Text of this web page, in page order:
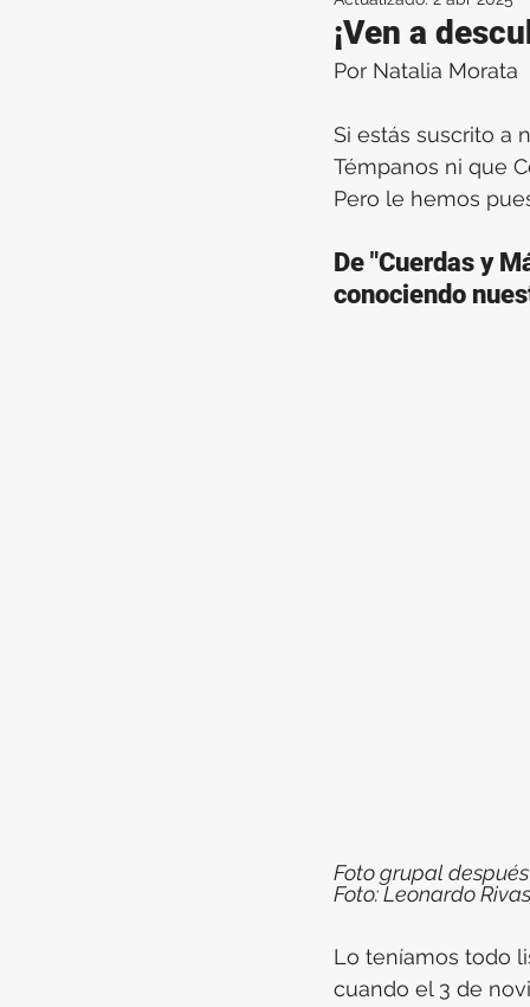
¡Ven a
Por Natalia Morata
Si estás suscrito a
Témpanos ni que
Pero le hemos
De "Cuerdas y
conociendo
Foto grupal
Foto: Leonardo Rivas
Lo teníamos todo
cuando el 3 de